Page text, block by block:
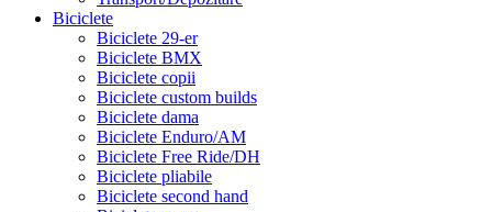
Biciclete
Biciclete 29-er
Biciclete BMX
Biciclete copii
Biciclete custom builds
Biciclete dama
Biciclete Enduro/AM
Biciclete Free Ride/DH
Biciclete pliabile
Biciclete second hand